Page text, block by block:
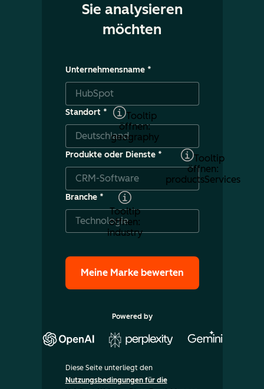
Sie analysieren
möchten
Unternehmensname*
Standort *
Tooltip
öffnen:
geography
Produkte oder Dienste*
Tooltip
öffnen:
productsServices
Branche*
Tooltip
öffnen:
industry
Powered by
Diese Seite unterliegt den
Nutzungsbedingungen für die